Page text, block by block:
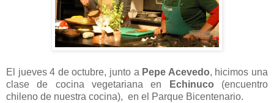
El jueves 4 de octubre, junto a Pepe Acevedo, hicimos una
clase de cocina vegetariana en
Echinuco (encuentro
chileno de nuestra cocina), en el Parque Bicentenario.